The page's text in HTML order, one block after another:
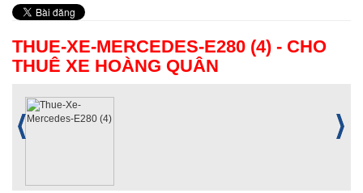
THUE-XE-MERCEDES-E280 (4) - CHO
THUÊ XE HOÀNG QUÂN